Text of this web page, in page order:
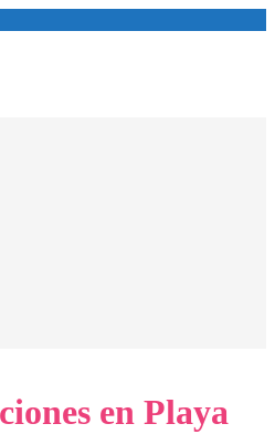
en Playa